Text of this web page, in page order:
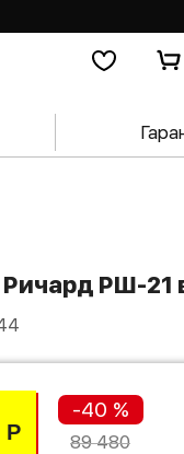
Ричард РШ-
Р
-40 %
89 480